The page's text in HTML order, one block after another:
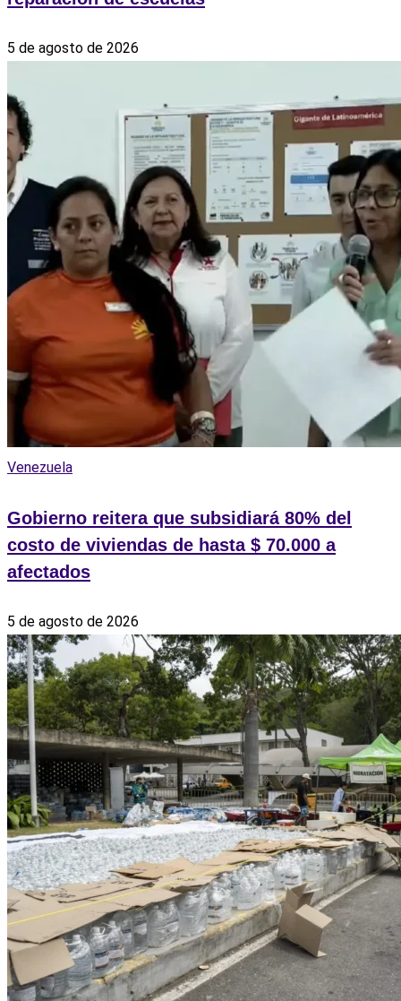
5 de agosto de 2026
Venezuela
Gobierno reitera que subsidiará 80% del
costo de viviendas de hasta $ 70.000 a
afectados
5 de agosto de 2026